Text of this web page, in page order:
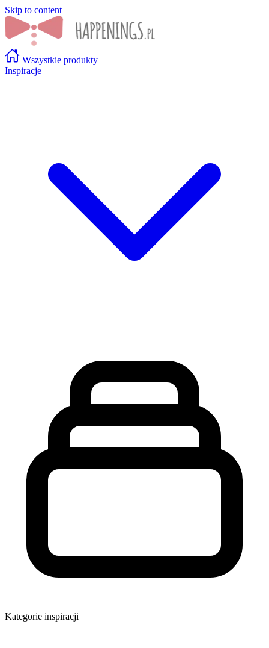
Skip to content
Wszystkie produkty
Inspiracje
Kategorie inspiracji